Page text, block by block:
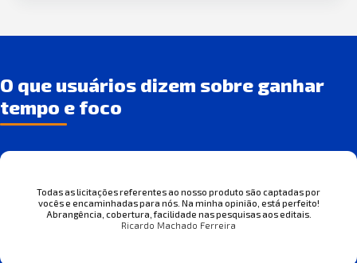
O que usuários dizem sobre ganhar
tempo e foco
Todas as licitações referentes ao nosso produto são captadas por
vocês e encaminhadas para nós. Na minha opinião, está perfeito!
Abrangência, cobertura, facilidade nas pesquisas aos editais.
Ricardo Machado Ferreira